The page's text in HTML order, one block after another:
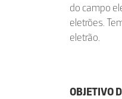
do campo
eletrões.
eletrão.
OBJETIVO